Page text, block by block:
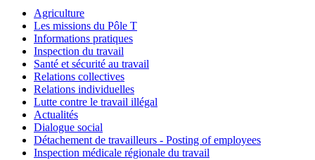
Agriculture
Les missions du Pôle T
Informations pratiques
Inspection du travail
Santé et sécurité au travail
Relations collectives
Relations individuelles
Lutte contre le travail illégal
Actualités
Dialogue social
Détachement de travailleurs - Posting of employees
Inspection médicale régionale du travail